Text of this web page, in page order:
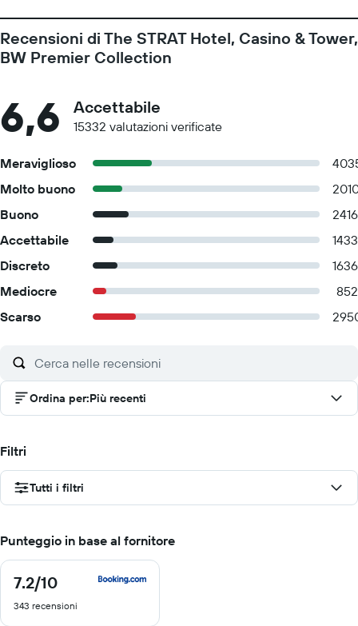
Recensioni di The STRAT Hotel, Casino & Tower,
BW Premier Collection
6,6 Accettabile
15332 valutazioni verificate
Meraviglioso
Molto buono
Buono
2416
Accettabile
1433
Discreto
1636
Mediocre
852
Scarso
Ordina per:Più recenti
Filtri
Tutti i filtri
Punteggio in base al fornitore
7.2/10
7.2
10
343 recensioni